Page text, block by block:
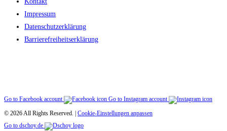
Impressum
Datenschutzerklärung
Barriere­freiheitserklärung
Go to Facebook account
Go to Instagram account
© 2026 All Rights Reserved. | Cookie-Einstellungen anpassen
Go to dschoy.de